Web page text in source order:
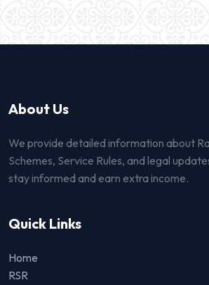
About Us
We provide detailed information about
Schemes, Service Rules, and legal
stay informed and earn extra income.
Quick Links
Home
RSR